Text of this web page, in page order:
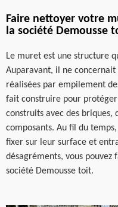
Faire nettoyer votre
la société Demousse
Le muret est une structure
Auparavant, il ne
réalisées par empilement
fait construire pour
construits avec des briques,
composants. Au fil du
fixer sur leur surface et
désagréments, vous pouvez
société Demousse toit.